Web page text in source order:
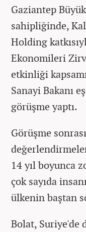
Gaziantep
sahipliğinde,
Holding
Ekonomileri
etkinliği
Sanayi Bakanı
görüşme yaptı.
Görüşme
14 yıl boyunca
çok sayıda
ülkenin baştan
Bolat, Suriye'de